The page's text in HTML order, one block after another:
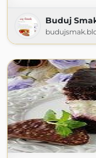
Buduj